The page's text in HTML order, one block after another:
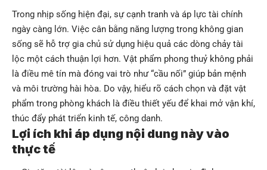
Trong nhịp sống hiện đại, sự cạnh tranh và áp lực tài chính
ngày càng lớn. Việc cân bằng năng lượng trong không gian
sống sẽ hỗ trợ gia chủ sử dụng hiệu quả các dòng chảy tài
lộc một cách thuận lợi hơn. Vật phẩm phong thuỷ không phải
là điều mê tín mà đóng vai trò như “cầu nối” giúp bản mệnh
và môi trường hài hòa. Do vậy, hiểu rõ cách chọn và đặt vật
phẩm trong phòng khách là điều thiết yếu để khai mở vận khí,
thúc đẩy phát triển kinh tế, công danh.
Lợi ích khi áp dụng nội dung này vào
thực tế